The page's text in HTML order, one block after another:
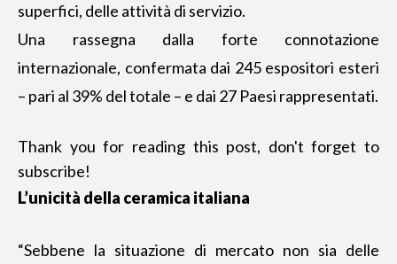
superfici, delle attività di servizio.
Una rassegna dalla forte connotazione
internazionale, confermata dai 245 espositori esteri
– pari al 39% del totale – e dai 27 Paesi rappresentati.
Thank you for reading this post, don't forget to
subscribe!
L’unicità della ceramica italiana
“Sebbene la situazione di mercato non sia delle